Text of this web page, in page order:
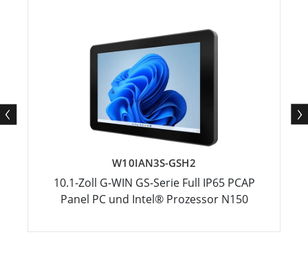
W10IAN3S-GSH2
10.1-Zoll G-WIN GS-Serie Full IP65 PCAP
Panel PC und Intel® Prozessor N150